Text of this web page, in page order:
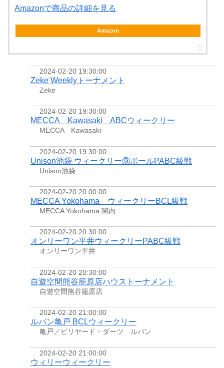
Amazonで商品の詳細を見る
Amazon
2024-02-20 19:30:00
Zeke Weeklyトーナメント
Zeke
2024-02-20 19:30:00
MECCA Kawasaki ABCウィークリー
MECCA Kawasaki
2024-02-20 19:30:00
Unison池袋 ウィークリー⑨ボールPABC級戦
Unison池袋
2024-02-20 20:00:00
MECCA Yokohama ウィークリーBCL級戦
MECCA Yokohama 関内
2024-02-20 20:30:00
オンリーワン平井ウィークリーPABC級戦
オンリーワン平井
2024-02-20 20:30:00
自遊空間熊谷籠原店ハウストーナメント
自遊空間熊谷籠原店
2024-02-20 21:00:00
ルパン亀戸 BCLウィークリー
亀戸／ビリヤード・ダーツ ルパン
2024-02-20 21:00:00
ウィリーウィークリー